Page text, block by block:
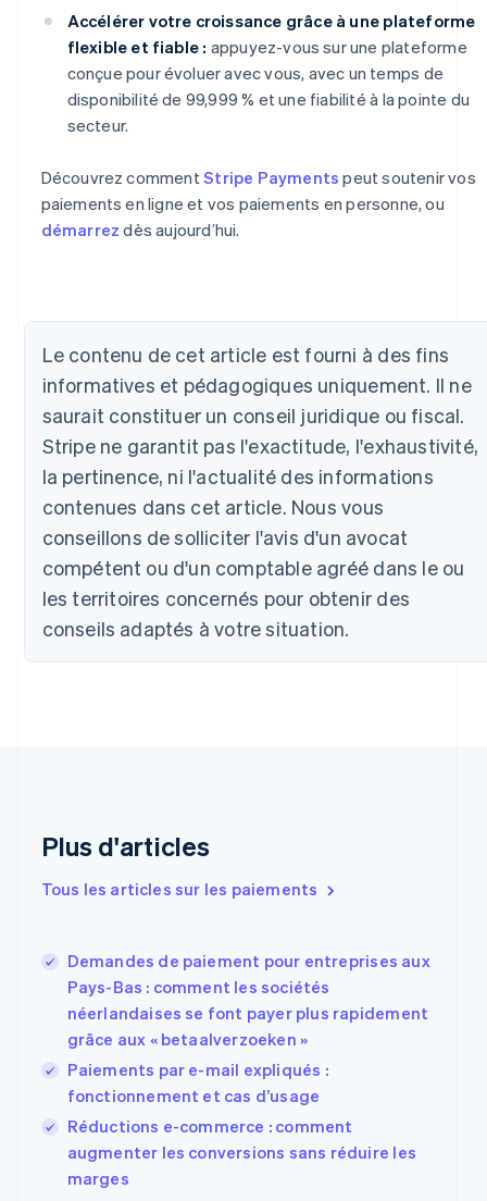
Accélérer votre croissance grâce à une plateforme
flexible et fiable : appuyez-vous sur une plateforme
conçue pour évoluer avec vous, avec un temps de
disponibilité de 99,999 % et une fiabilité à la pointe du
secteur.
Découvrez commentStripe Payments peut soutenir vos
paiements en ligne et vos paiements en personne, ou
démarrez dès aujourd’hui.
Le contenu de cet article est fourni à des fins
informatives et pédagogiques uniquement. Il ne
saurait constituer un conseil juridique ou fiscal.
Stripe ne garantit pas l'exactitude, l'exhaustivité,
la pertinence, ni l'actualité des informations
contenues dans cet article. Nous vous
conseillons de solliciter l'avis d'un avocat
compétent ou d'un comptable agréé dans le ou
les territoires concernés pour obtenir des
conseils adaptés à votre situation.
Plus d'articles
Tous les articles sur les paiements
Demandes de paiement pour entreprises aux
Pays-Bas : comment les sociétés
néerlandaises se font payer plus rapidement
grâce aux « betaalverzoeken »
Paiements par e-mail expliqués :
fonctionnement et cas d’usage
Réductions e-commerce : comment
augmenter les conversions sans réduire les
marges
Allemagne
Deutsch English
Australie
English
Autriche
DeutschEnglish
Belgique
Nederlands Français Deutsch English
Brésil
PortuguêsEnglish
Bulgarie
Canada
Émirats arabes unis
Estonie
English
États-Unis
EnglishEspañol简体中文
Finlande
France
FrançaisEnglish
Gibraltar
Grèce
English